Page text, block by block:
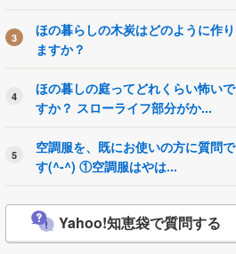
3
ほの暮らしの木炭はどのように作り
ますか？
4
ほの暮しの庭ってどれくらい怖いで
すか？ スローライフ部分がか...
5
空調服を、既にお使いの方に質問で
す(^-^) ①空調服はやは...
Yahoo!知恵袋で質問する